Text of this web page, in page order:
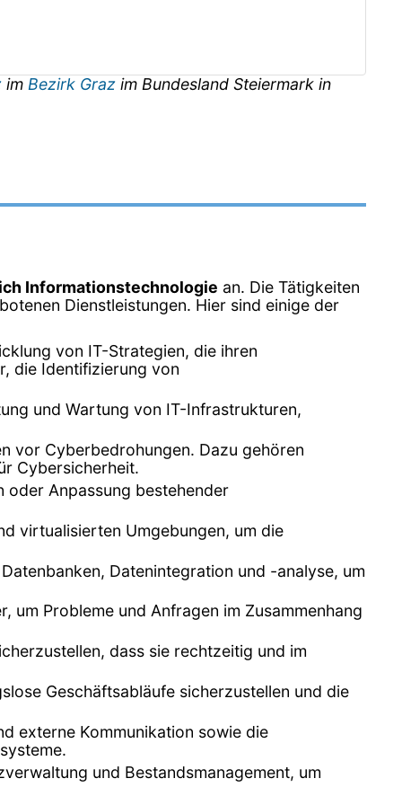
im Bezirk Graz im Bundesland Steiermark in
Informationstechnologie an. Die Tätigkeiten
Dienstleistungen. Hier sind einige der
von IT-Strategien, die ihren
die Identifizierung von
und Wartung von IT-Infrastrukturen,
vor Cyberbedrohungen. Dazu gehören
Cybersicherheit.
oder Anpassung bestehender
virtualisierten Umgebungen, um die
Datenintegration und -analyse, um
Probleme und Anfragen im Zusammenhang
dass sie rechtzeitig und im
Geschäftsabläufe sicherzustellen und die
externe Kommunikation sowie die
und Bestandsmanagement, um